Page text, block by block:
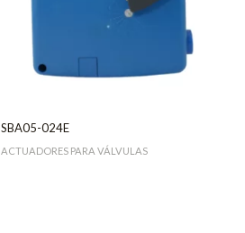
SBA05-024E
ACTUADORES PARA VÁLVULAS